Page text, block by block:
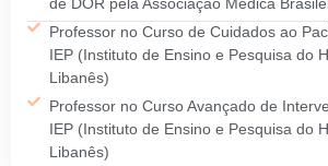
Professor no Curso de Cuidados ao
IEP (Instituto de Ensino e Pesquisa do
Libanês)
Professor no Curso Avançado de
IEP (Instituto de Ensino e Pesquisa do
Libanês)